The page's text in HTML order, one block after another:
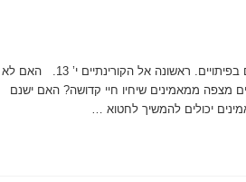
האם כל המשיחיים מתנסים בפיתויים ? כן. כל המשיחיים נתקלים בפיתויים. ראשונה אל הקורינתיים י’ 13. האם לא
מצפה ממאמינים שיחיו חיי קדושה? האם ישנם
יכולים להמשיך לחטוא …